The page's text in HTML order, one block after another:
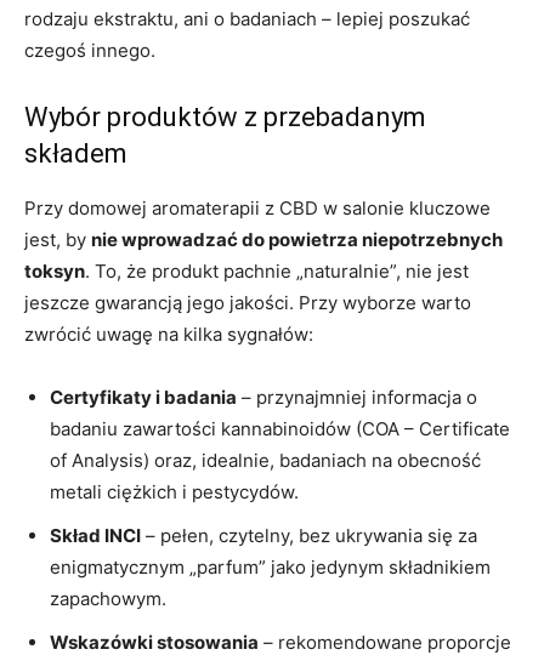
rodzaju ekstraktu, ani o badaniach – lepiej poszukać
czegoś innego.
Wybór produktów z przebadanym
składem
Przy domowej aromaterapii z CBD w salonie kluczowe
jest, by nie wprowadzać do powietrza niepotrzebnych
toksyn. To, że produkt pachnie „naturalnie”, nie jest
jeszcze gwarancją jego jakości. Przy wyborze warto
zwrócić uwagę na kilka sygnałów:
Certyfikaty i badania – przynajmniej informacja o
badaniu zawartości kannabinoidów (COA – Certificate
of Analysis) oraz, idealnie, badaniach na obecność
metali ciężkich i pestycydów.
Skład INCI – pełen, czytelny, bez ukrywania się za
enigmatycznym „parfum” jako jedynym składnikiem
zapachowym.
Wskazówki stosowania – rekomendowane proporcje